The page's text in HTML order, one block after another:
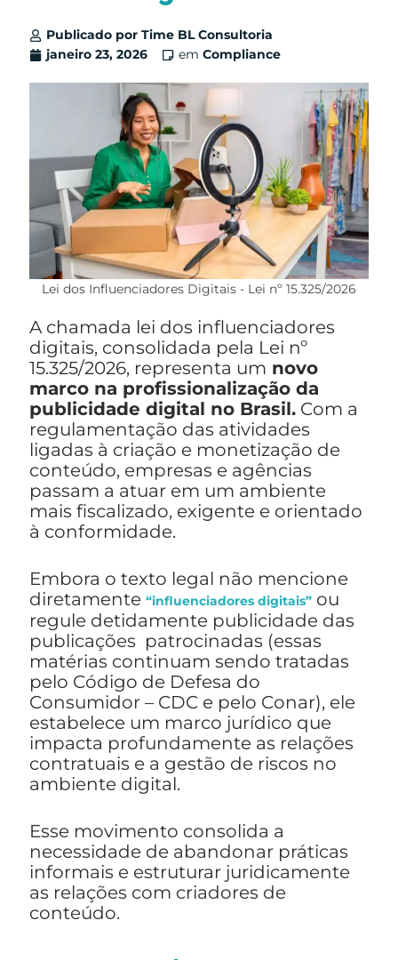
Publicado por Time BL Consultoria
janeiro 23, 2026
em Compliance
Lei dos Influenciadores Digitais - Lei nº 15.325/2026
A chamada lei dos influenciadores
digitais, consolidada pela Lei nº
15.325/2026, representa um novo
marco na profissionalização da
publicidade digital no Brasil. Com a
regulamentação das atividades
ligadas à criação e monetização de
conteúdo, empresas e agências
passam a atuar em um ambiente
mais fiscalizado, exigente e orientado
à conformidade.
Embora o texto legal não mencione
diretamente “influenciadores digitais” ou
regule detidamente publicidade das
publicações patrocinadas (essas
matérias continuam sendo tratadas
pelo Código de Defesa do
Consumidor – CDC e pelo Conar), ele
estabelece um marco jurídico que
impacta profundamente as relações
contratuais e a gestão de riscos no
ambiente digital.
Esse movimento consolida a
necessidade de abandonar práticas
informais e estruturar juridicamente
as relações com criadores de
conteúdo.